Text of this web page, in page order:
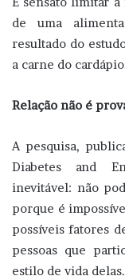
de uma
resultado do
a carne do
Relação não é
A pesquisa,
Diabetes and
inevitável: não
porque é
possíveis fatores
pessoas que
estilo de vida delas.